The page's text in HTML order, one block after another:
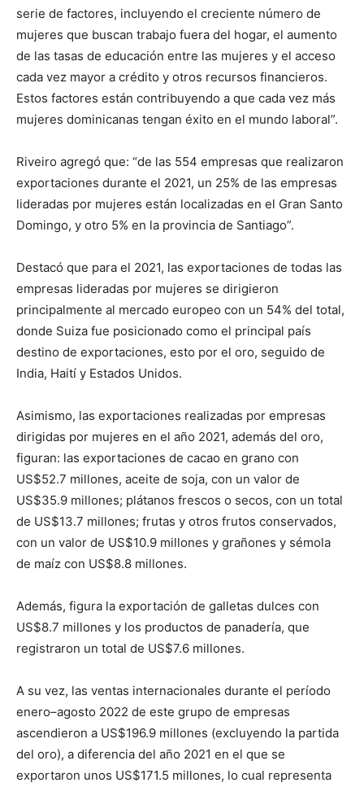
serie de factores, incluyendo el creciente número de
mujeres que buscan trabajo fuera del hogar, el aumento
de las tasas de educación entre las mujeres y el acceso
cada vez mayor a crédito y otros recursos financieros.
Estos factores están contribuyendo a que cada vez más
mujeres dominicanas tengan éxito en el mundo laboral”.
Riveiro agregó que: “de las 554 empresas que realizaron
exportaciones durante el 2021, un 25% de las empresas
lideradas por mujeres están localizadas en el Gran Santo
Domingo, y otro 5% en la provincia de Santiago”.
Destacó que para el 2021, las exportaciones de todas las
empresas lideradas por mujeres se dirigieron
principalmente al mercado europeo con un 54% del total,
donde Suiza fue posicionado como el principal país
destino de exportaciones, esto por el oro, seguido de
India, Haití y Estados Unidos.
Asimismo, las exportaciones realizadas por empresas
dirigidas por mujeres en el año 2021, además del oro,
figuran: las exportaciones de cacao en grano con
US$52.7 millones, aceite de soja, con un valor de
US$35.9 millones; plátanos frescos o secos, con un total
de US$13.7 millones; frutas y otros frutos conservados,
con un valor de US$10.9 millones y grañones y sémola
de maíz con US$8.8 millones.
Además, figura la exportación de galletas dulces con
US$8.7 millones y los productos de panadería, que
registraron un total de US$7.6 millones.
A su vez, las ventas internacionales durante el período
enero–agosto 2022 de este grupo de empresas
ascendieron a US$196.9 millones (excluyendo la partida
del oro), a diferencia del año 2021 en el que se
exportaron unos US$171.5 millones, lo cual representa